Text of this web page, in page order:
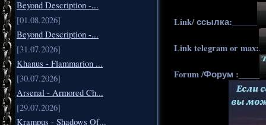
Beyond Description -...
[01.08.2026]
Beyond Description -...
[31.07.2026]
Khanus - Flammarion ...
[30.07.2026]
Arsenal - Armored Ch...
[29.07.2026]
Krampus - Shadows Of...
Link/ ссылка:______
Link telegram or max:
Forum /Форум :_____